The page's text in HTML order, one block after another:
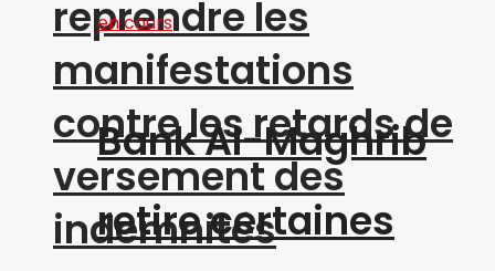
reprendre les
manifestations
contre les retards de
versement des
indemnités
Bank Al-Maghrib
retire certaines